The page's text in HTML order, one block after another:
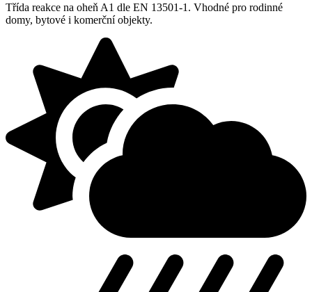
Třída reakce na oheň A1 dle EN 13501-1. Vhodné pro rodinné
domy, bytové i komerční objekty.